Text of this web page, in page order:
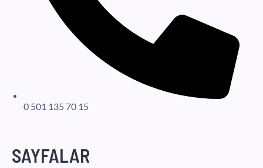
0 501 135 70 15
SAYFALAR